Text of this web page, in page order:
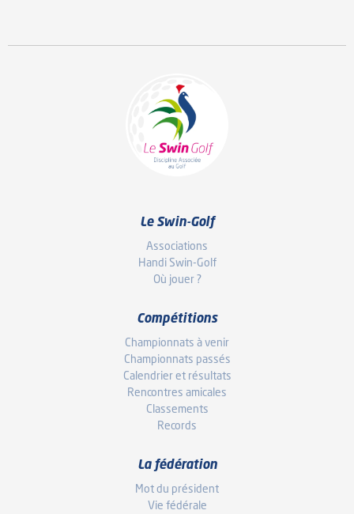
Le Swin-Golf
Associations
Handi Swin-Golf
Où jouer ?
Compétitions
Championnats à venir
Championnats passés
Calendrier et résultats
Rencontres amicales
Classements
Records
La fédération
Mot du président
Vie fédérale